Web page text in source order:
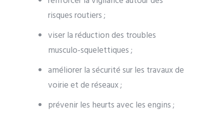
risques routiers ;
viser la réduction des troubles
musculo-squelettiques ;
améliorer la sécurité sur les travaux de
voirie et de réseaux ;
prévenir les heurts avec les engins ;